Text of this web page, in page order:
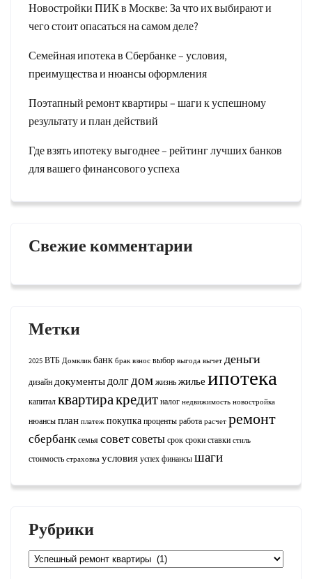
Новостройки ПИК в Москве: За что их выбирают и
чего стоит опасаться на самом деле?
Семейная ипотека в Сбербанке – условия,
преимущества и нюансы оформления
Поэтапный ремонт квартиры – шаги к успешному
результату и план действий
Где взять ипотеку выгоднее – рейтинг лучших банков
для вашего финансового успеха
Свежие комментарии
Метки
2025 ВТБ Домклик банк брак взнос выбор выгода вычет деньги
дизайндокументыдолгдомжизньжилье ипотека
капиталквартиракредитналог недвижимость новостройка
нюансыплан платеж покупкапроцентыработа расчет ремонт
сбербанксемьясоветсоветысроксрокиставки стиль
стоимость страховка условияуспехфинансышаги
Рубрики
Рубрики